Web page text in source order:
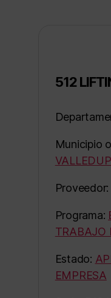
512
Municipio
Proveedor:
Programa:
TRABAJO
Estado:
EMPRESA